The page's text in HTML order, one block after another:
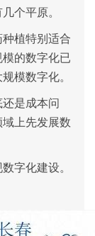
个平原。
植特别适合
的数字化已
模数字化。
是成本问
上先发展数
字化建设。